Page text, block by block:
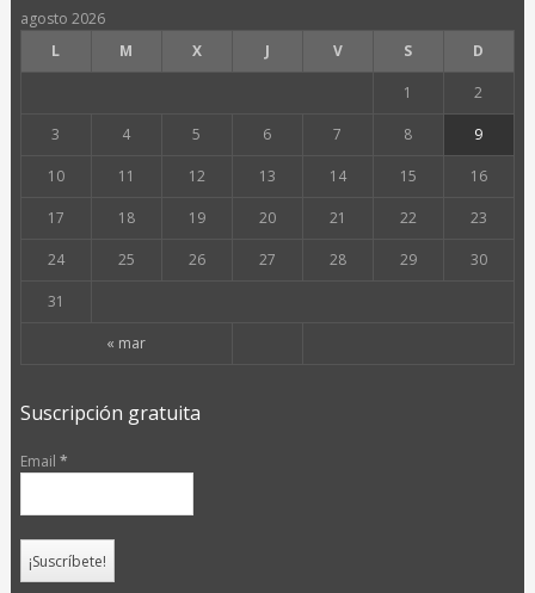
agosto 2026
L
M X J V S D
« mar
1 2
3 4 5 6 7 8 9
10 11 12 13 14 15 16
17 18 19 20 21 22 23
24 25 26 27 28 29 30
31
Suscripción gratuita
Email *